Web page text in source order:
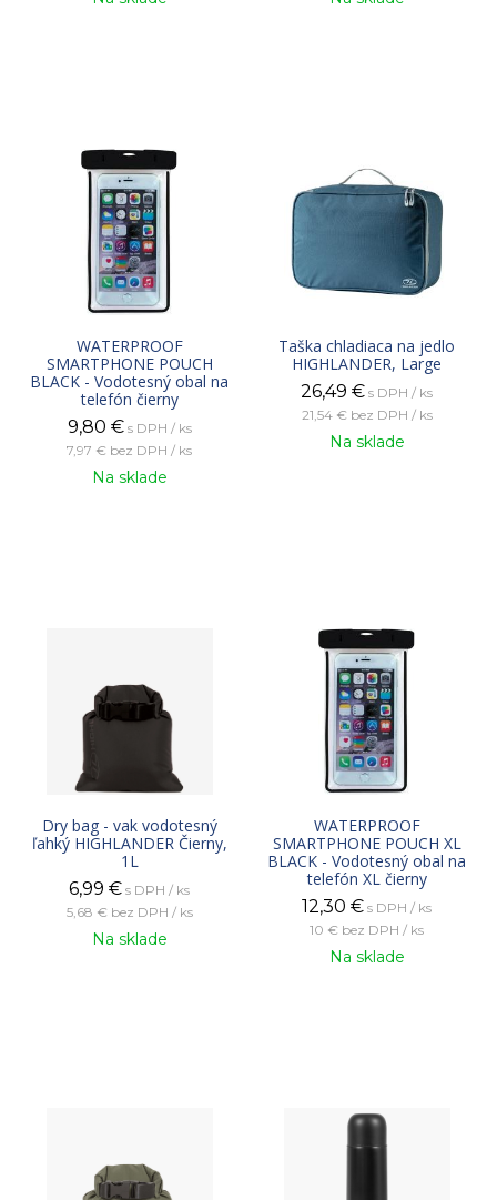
WATERPROOF
SMARTPHONE POUCH
BLACK - Vodotesný obal na
telefón čierny
9,80 € s DPH / ks
7,97 € bez DPH / ks
Na sklade
Taška chladiaca na jedlo
HIGHLANDER, Large
26,49 € s DPH / ks
21,54 € bez DPH / ks
Na sklade
Dry bag - vak vodotesný
ľahký HIGHLANDER Čierny,
1L
6,99 € s DPH / ks
5,68 € bez DPH / ks
Na sklade
WATERPROOF
SMARTPHONE POUCH XL
BLACK - Vodotesný obal na
telefón XL čierny
12,30 € s DPH / ks
10 € bez DPH / ks
Na sklade